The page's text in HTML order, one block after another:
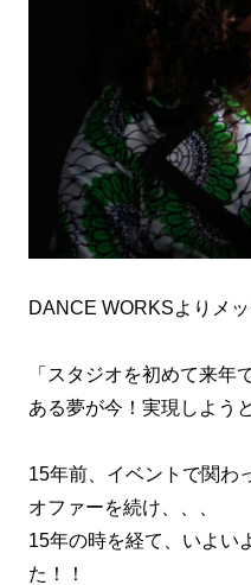
DANCE WORKSよりメ
「スタジオを初めて来年
ある夢が今！実現しよう
15年前、イベントで関わ
オファーを続け、、、
15年の時を経て、いよい
た！！